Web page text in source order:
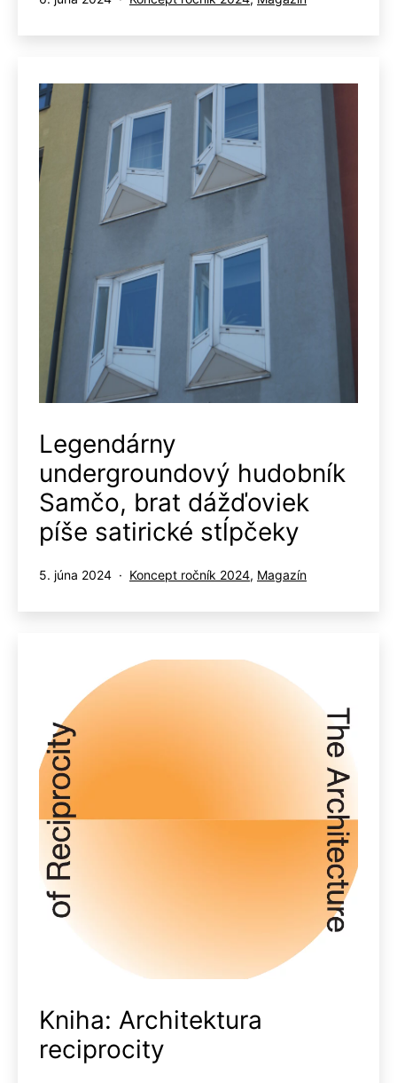
Legendárny
undergroundový hudobník
Samčo, brat dážďoviek
píše satirické stĺpčeky
Publikované
5. júna 2024
Kategorizované
Koncept ročník 2024, Magazín
Kniha: Architektura
reciprocity